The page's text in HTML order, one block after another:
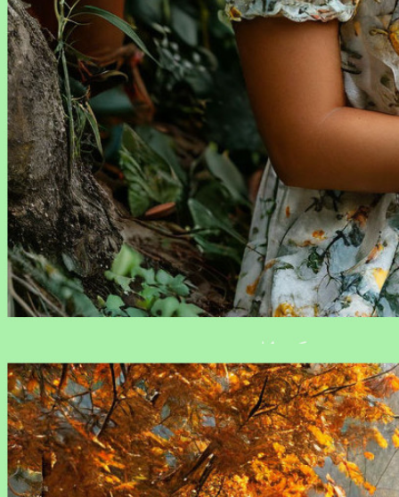
анализа для работы с недвижимостью, транспортом и
юридическими лицами